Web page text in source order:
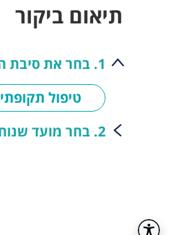
תיאום ביקור
1. בחר את סיבת הביקור
טיפול תקופתי
2. בחר מועד שנוח לך